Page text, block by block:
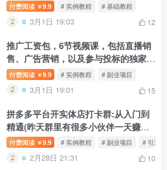
付费阅读 ￥9.9 # 实例教程 # 基础教程
3月1日 19:03 12
推广工资包，6节视频课，包括直播销
售、广告营销，以及参与投标的独家代
理秘密。
付费阅读 ￥9.9 # 实例教程 # 副业项目
3月1日 19:01 15
拼多多平台开实体店打卡群:从入门到
精通(昨天群里有很多小伙伴一天赚
3000)2月26日升级。
付费阅读 ￥9.9 # 实例教程 # 副业项目 # 引流
2月28日 21:31 10